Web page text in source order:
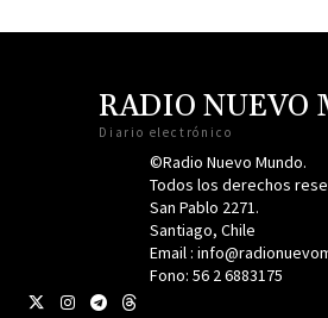
RADIO NUEVO
Diario electrónico
©Radio Nuevo Mundo.
Todos los derechos
San Pablo 2271.
Santiago, Chile
Email :
Fono: 56 2 6883175